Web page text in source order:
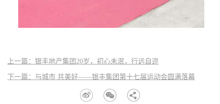
上一篇：银丰地产集团20岁，初心未泯，行远自迩
下一篇：与城市 共美好——银丰集团第十七届运动会圆满落幕